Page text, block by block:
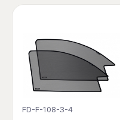
FD-F-108-3-4